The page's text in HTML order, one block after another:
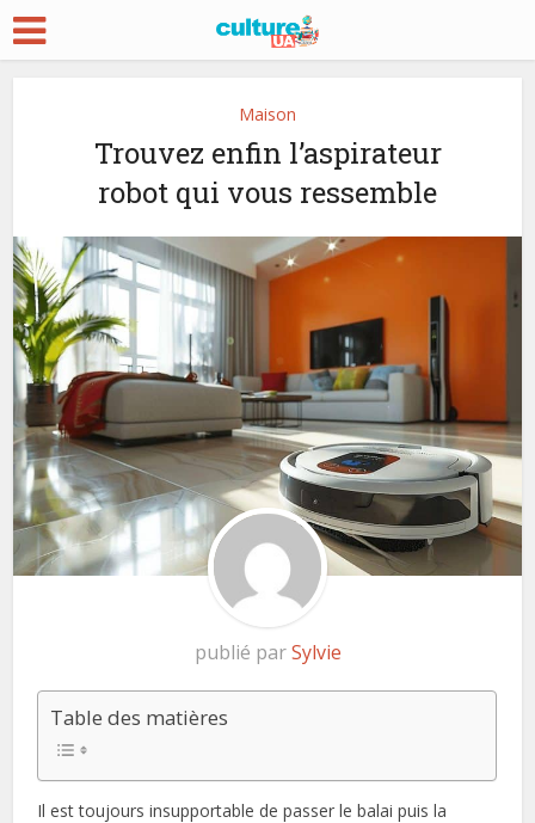
Maison
Trouvez enfin l’aspirateur
robot qui vous ressemble
publié parSylvie
Table des matières
Il est toujours insupportable de passer le balai puis la